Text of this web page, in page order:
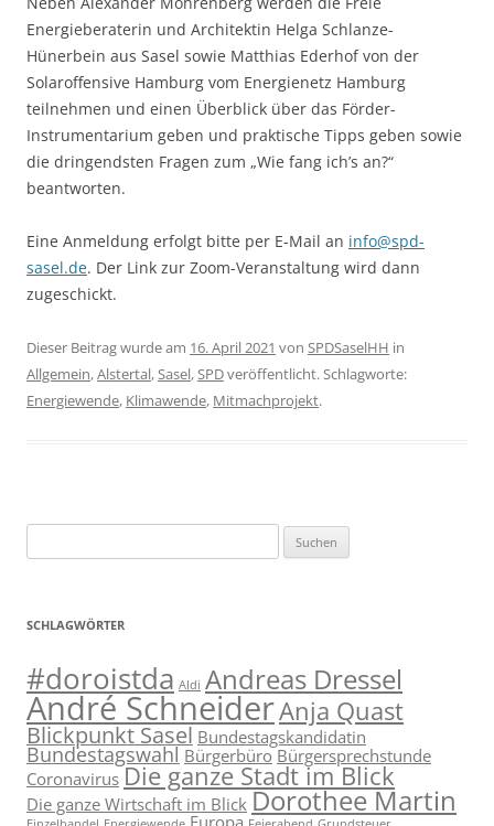
Energieberaterin und Architektin Helga Schlanze-
Hünerbein aus Sasel sowie Matthias Ederhof von der
Solaroffensive Hamburg vom Energienetz Hamburg
teilnehmen und einen Überblick über das Förder-
Instrumentarium geben und praktische Tipps geben sowie
die dringendsten Fragen zum „Wie fang ich’s an?“
beantworten.
Eine Anmeldung erfolgt bitte per E-Mail an info@spd-
sasel.de. Der Link zur Zoom-Veranstaltung wird dann
zugeschickt.
Dieser Beitrag wurde am 16. April 2021 von SPDSaselHH in
Allgemein,Alstertal,Sasel,SPDveröffentlicht. Schlagworte:
Energiewende, Klimawende, Mitmachprojekt.
nach:
SCHLAGWÖRTER
#doroistda Aldi Andreas Dressel
André SchneiderAnja Quast
Blickpunkt Sasel Bundestagskandidatin
Bundestagswahl Bürgerbüro Bürgersprechstunde
Coronavirus Die ganze Stadt im Blick
Die ganze Wirtschaft im Blick Dorothee Martin